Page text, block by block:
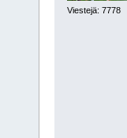
Viestejä: 7778